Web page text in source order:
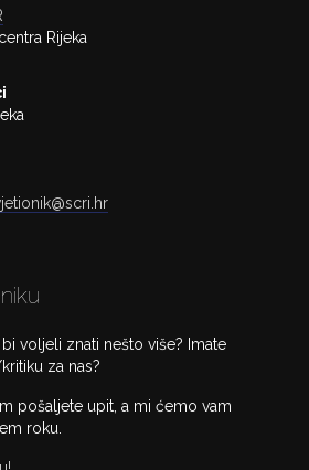
Rijeka
voljeli znati nešto više? Imate
za nas?
pošaljete upit, a mi ćemo vam
roku.